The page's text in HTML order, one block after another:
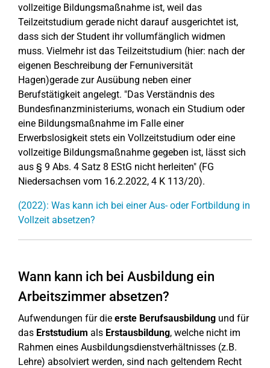
vollzeitige Bildungsmaßnahme ist, weil das
Teilzeitstudium gerade nicht darauf ausgerichtet ist,
dass sich der Student ihr vollumfänglich widmen
muss. Vielmehr ist das Teilzeitstudium (hier: nach der
eigenen Beschreibung der Fernuniversität
Hagen)gerade zur Ausübung neben einer
Berufstätigkeit angelegt. "Das Verständnis des
Bundesfinanzministeriums, wonach ein Studium oder
eine Bildungsmaßnahme im Falle einer
Erwerbslosigkeit stets ein Vollzeitstudium oder eine
vollzeitige Bildungsmaßnahme gegeben ist, lässt sich
aus § 9 Abs. 4 Satz 8 EStG nicht herleiten" (FG
Niedersachsen vom 16.2.2022, 4 K 113/20).
(2022): Was kann ich bei einer Aus- oder Fortbildung in
Vollzeit absetzen?
Wann kann ich bei Ausbildung ein
Arbeitszimmer absetzen?
Aufwendungen für die erste Berufsausbildung und für
das Erststudium als Erstausbildung, welche nicht im
Rahmen eines Ausbildungsdienstverhältnisses (z.B.
Lehre) absolviert werden, sind nach geltendem Recht